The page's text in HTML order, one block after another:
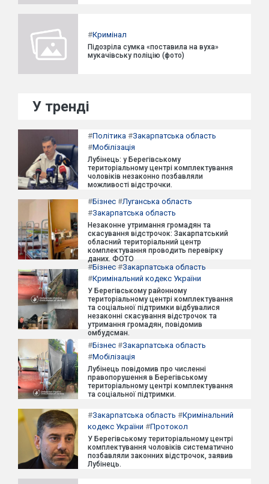
#Кримінал
Підозріла сумка «поставила на вуха»
мукачівську поліцію (фото)
У тренді
#Політика #Закарпатська область
#Мобілізація
Лубінець: у Берегівському
територіальному центрі комплектування
чоловіків незаконно позбавляли
можливості відстрочки.
#Бізнес #Луганська область
#Закарпатська область
Незаконне утримання громадян та
скасування відстрочок: Закарпатський
обласний територіальний центр
комплектування проводить перевірку
даних. ФОТО
#Бізнес #Закарпатська область
#Кримінальний кодекс України
У Берегівському районному
територіальному центрі комплектування
та соціальної підтримки відбувалися
незаконні скасування відстрочок та
утримання громадян, повідомив
омбудсман.
#Бізнес #Закарпатська область
#Мобілізація
Лубінець повідомив про численні
правопорушення в Берегівському
територіальному центрі комплектування
та соціальної підтримки.
#Закарпатська область #Кримінальний
кодекс України #Протокол
У Берегівському територіальному центрі
комплектування чоловіків систематично
позбавляли законних відстрочок, заявив
Лубінець.